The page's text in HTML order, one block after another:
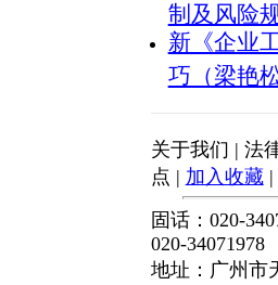
制及风险
新《企业
巧（梁艳
关于我们 | 法
点 | 加入收藏|
固话：020-
020-34071978
地址：广州市